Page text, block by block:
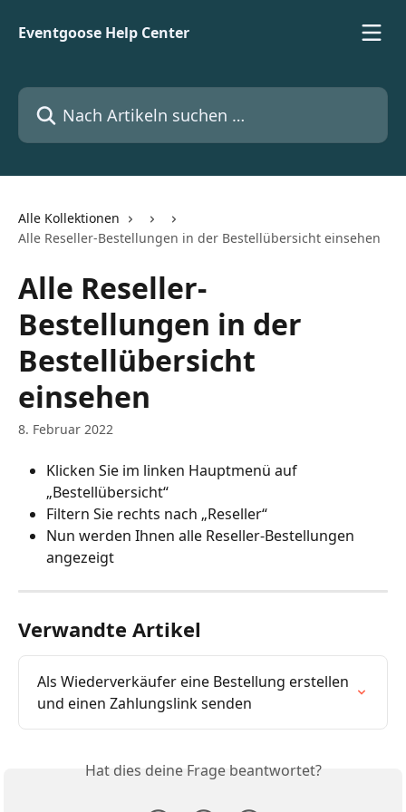
Eventgoose Help Center
Nach Artikeln suchen …
Alle Kollektionen
Alle Reseller-Bestellungen in der Bestellübersicht einsehen
Alle Reseller-
Bestellungen in der
Bestellübersicht
einsehen
8. Februar 2022
Klicken Sie im linken Hauptmenü auf
„Bestellübersicht“
Filtern Sie rechts nach „Reseller“
Nun werden Ihnen alle Reseller-Bestellungen
angezeigt
Verwandte Artikel
Als Wiederverkäufer eine Bestellung erstellen
und einen Zahlungslink senden
Hat dies deine Frage beantwortet?